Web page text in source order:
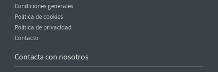
Condiciones generales
Política de cookies
Política de privacidad
Contacto
Contacta con nosotros